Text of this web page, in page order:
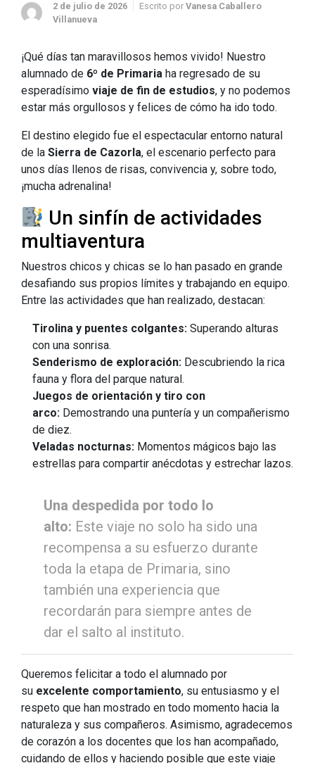
2 de julio de 2026 Escrito por Vanesa Caballero
Villanueva
¡Qué días tan maravillosos hemos vivido! Nuestro
alumnado de 6º de Primaria ha regresado de su
esperadísimo viaje de fin de estudios, y no podemos
estar más orgullosos y felices de cómo ha ido todo.
El destino elegido fue el espectacular entorno natural
de la Sierra de Cazorla, el escenario perfecto para
unos días llenos de risas, convivencia y, sobre todo,
¡mucha adrenalina!
Un sinfín de actividades
multiaventura
Nuestros chicos y chicas se lo han pasado en grande
desafiando sus propios límites y trabajando en equipo.
Entre las actividades que han realizado, destacan:
Tirolina y puentes colgantes: Superando alturas
con una sonrisa.
Senderismo de exploración: Descubriendo la rica
fauna y flora del parque natural.
Juegos de orientación y tiro con
arco: Demostrando una puntería y un compañerismo
de diez.
Veladas nocturnas: Momentos mágicos bajo las
estrellas para compartir anécdotas y estrechar lazos.
Una despedida por todo lo
alto: Este viaje no solo ha sido una
recompensa a su esfuerzo durante
toda la etapa de Primaria, sino
también una experiencia que
recordarán para siempre antes de
dar el salto al instituto.
Queremos felicitar a todo el alumnado por
su excelente comportamiento, su entusiasmo y el
respeto que han mostrado en todo momento hacia la
naturaleza y sus compañeros. Asimismo, agradecemos
de corazón a los docentes que los han acompañado,
cuidando de ellos y haciendo posible que este viaje